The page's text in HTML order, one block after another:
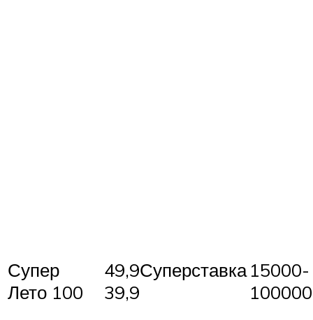
Супер
Лето 100
49,9Суперставка
39,9
15000-
100000